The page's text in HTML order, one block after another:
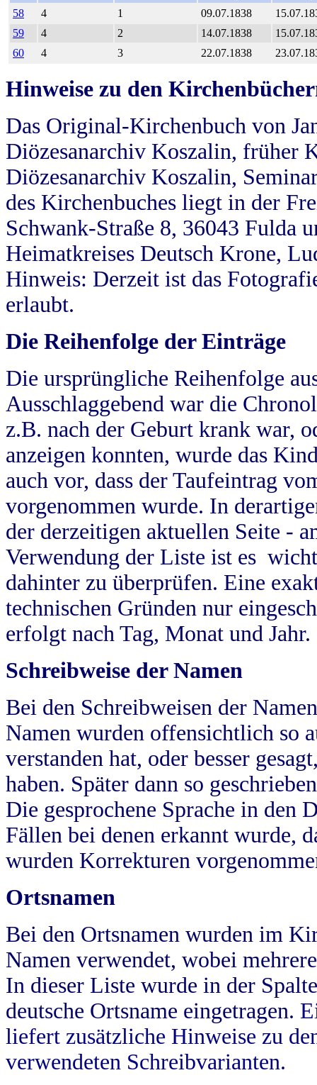
58
4 1 09.07.1838
59
4 2 14.07.1838
60
4 3 22.07.1838
Hinweise zu den
Das Original-Kirchenbuch von
Diözesanarchiv Koszalin, früher
Diözesanarchiv Koszalin,
des Kirchenbuches liegt in der
Schwank-Straße 8, 36043 Fulda
Heimatkreises Deutsch Krone,
Hinweis: Derzeit ist das
erlaubt.
Die Reihenfolge der Einträge
Die ursprüngliche Reihenfolge
Ausschlaggebend war die
z.B. nach der Geburt krank war,
anzeigen konnten, wurde das
auch vor, dass der Taufeintrag
vorgenommen wurde. In
der derzeitigen aktuellen Seite -
Verwendung der Liste ist es
dahinter zu überprüfen. Eine
technischen Gründen nur
erfolgt nach Tag, Monat und Jahr.
Schreibweise der Namen
Bei den Schreibweisen der
Namen wurden offensichtlich so
verstanden hat, oder besser
haben. Später dann so
Die gesprochene Sprache in
Fällen bei denen erkannt wurde,
wurden Korrekturen
Ortsnamen
Bei den Ortsnamen wurden im
Namen verwendet, wobei
In dieser Liste wurde in der
deutsche Ortsname eingetragen.
liefert zusätzliche Hinweise zu
verwendeten Schreibvarianten.